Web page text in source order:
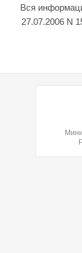
Вся
27.07.2006 N